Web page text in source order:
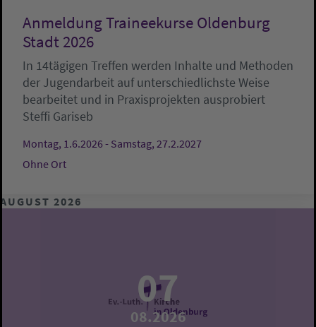
Anmeldung Traineekurse Oldenburg
Stadt 2026
In 14tägigen Treffen werden Inhalte und Methoden
der Jugendarbeit auf unterschiedlichste Weise
bearbeitet und in Praxisprojekten ausprobiert
Steffi Gariseb
Montag, 1.6.2026 - Samstag, 27.2.2027
Ohne Ort
AUGUST 2026
07
08.2026